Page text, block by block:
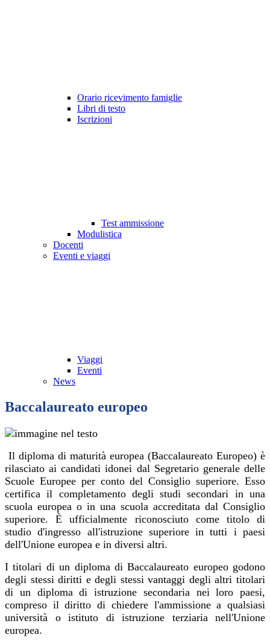
Orario ricevimento famiglie
Libri di testo
Iscrizioni
Test ammissione
Modulistica
Docenti
Eventi e viaggi
Viaggi
Eventi
News
Baccalaureato europeo
Il diploma di maturità europea (Baccalaureato Europeo) è
rilasciato ai candidati idonei dal Segretario generale delle
Scuole Europee per conto del Consiglio superiore. Esso
certifica il completamento degli studi secondari in una
scuola europea o in una scuola accreditata dal Consiglio
superiore. È ufficialmente riconosciuto come titolo di
studio d'ingresso all'istruzione superiore in tutti i paesi
dell'Unione europea e in diversi altri.
I titolari di un diploma di Baccalaureato europeo godono
degli stessi diritti e degli stessi vantaggi degli altri titolari
di un diploma di istruzione secondaria nei loro paesi,
compreso il diritto di chiedere l'ammissione a qualsiasi
università o istituto di istruzione terziaria nell'Unione
europea.